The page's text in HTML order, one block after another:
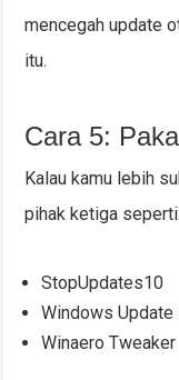
mencegah update
itu.
Cara 5:
Kalau kamu lebih
pihak ketiga seperti:
StopUpdates10
Windows Update
Winaero Tweaker